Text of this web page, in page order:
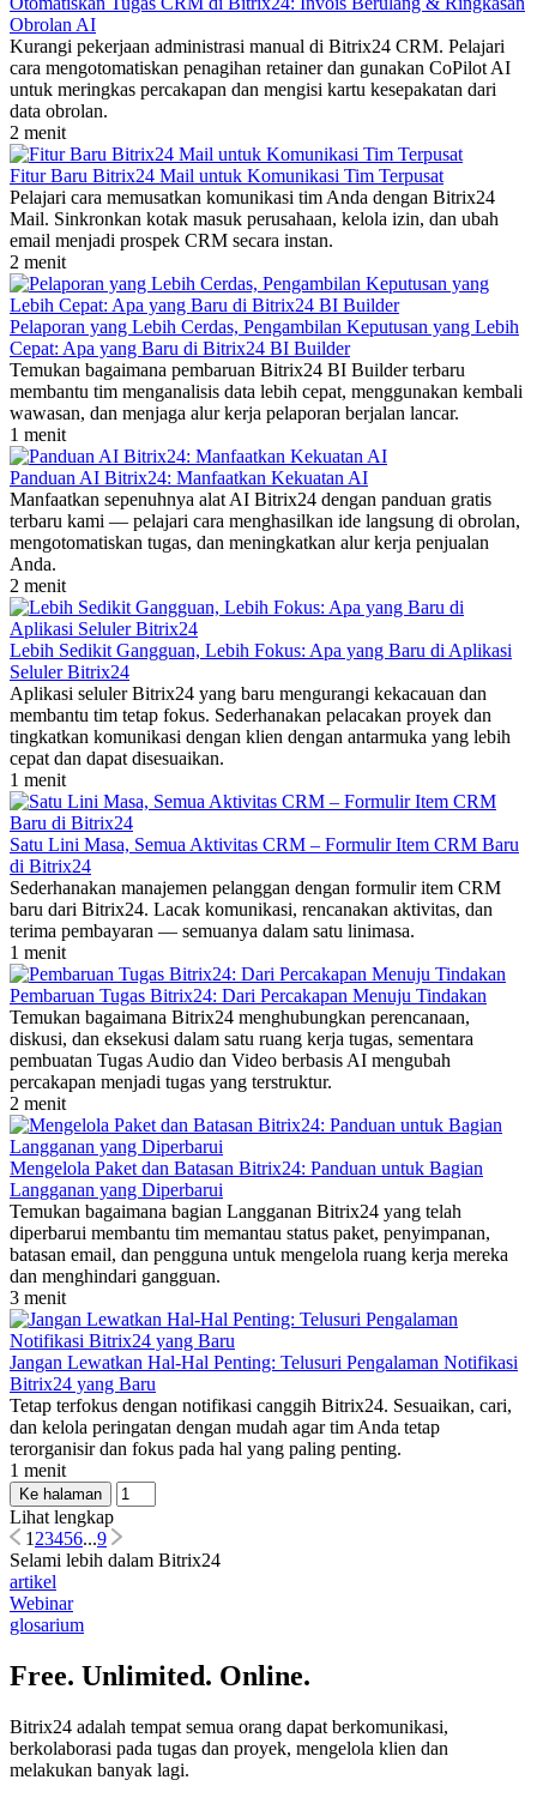
Obrolan AI
Kurangi pekerjaan administrasi manual di Bitrix24 CRM. Pelajari
cara mengotomatiskan penagihan retainer dan gunakan CoPilot AI
untuk meringkas percakapan dan mengisi kartu kesepakatan dari
data obrolan.
2 menit
Fitur Baru Bitrix24 Mail untuk Komunikasi Tim Terpusat
Pelajari cara memusatkan komunikasi tim Anda dengan Bitrix24
Mail. Sinkronkan kotak masuk perusahaan, kelola izin, dan ubah
email menjadi prospek CRM secara instan.
2 menit
Pelaporan yang Lebih Cerdas, Pengambilan Keputusan yang Lebih
Cepat: Apa yang Baru di Bitrix24 BI Builder
Temukan bagaimana pembaruan Bitrix24 BI Builder terbaru
membantu tim menganalisis data lebih cepat, menggunakan kembali
wawasan, dan menjaga alur kerja pelaporan berjalan lancar.
1 menit
Panduan AI Bitrix24: Manfaatkan Kekuatan AI
Manfaatkan sepenuhnya alat AI Bitrix24 dengan panduan gratis
terbaru kami — pelajari cara menghasilkan ide langsung di obrolan,
mengotomatiskan tugas, dan meningkatkan alur kerja penjualan
Anda.
2 menit
Lebih Sedikit Gangguan, Lebih Fokus: Apa yang Baru di Aplikasi
Seluler Bitrix24
Aplikasi seluler Bitrix24 yang baru mengurangi kekacauan dan
membantu tim tetap fokus. Sederhanakan pelacakan proyek dan
tingkatkan komunikasi dengan klien dengan antarmuka yang lebih
cepat dan dapat disesuaikan.
1 menit
Satu Lini Masa, Semua Aktivitas CRM – Formulir Item CRM Baru
di Bitrix24
Sederhanakan manajemen pelanggan dengan formulir item CRM
baru dari Bitrix24. Lacak komunikasi, rencanakan aktivitas, dan
terima pembayaran — semuanya dalam satu linimasa.
1 menit
Pembaruan Tugas Bitrix24: Dari Percakapan Menuju Tindakan
Temukan bagaimana Bitrix24 menghubungkan perencanaan,
diskusi, dan eksekusi dalam satu ruang kerja tugas, sementara
pembuatan Tugas Audio dan Video berbasis AI mengubah
percakapan menjadi tugas yang terstruktur.
2 menit
Mengelola Paket dan Batasan Bitrix24: Panduan untuk Bagian
Langganan yang Diperbarui
Temukan bagaimana bagian Langganan Bitrix24 yang telah
diperbarui membantu tim memantau status paket, penyimpanan,
batasan email, dan pengguna untuk mengelola ruang kerja mereka
dan menghindari gangguan.
3 menit
Jangan Lewatkan Hal-Hal Penting: Telusuri Pengalaman Notifikasi
Bitrix24 yang Baru
Tetap terfokus dengan notifikasi canggih Bitrix24. Sesuaikan, cari,
dan kelola peringatan dengan mudah agar tim Anda tetap
terorganisir dan fokus pada hal yang paling penting.
1 menit
Ke halaman
Lihat lengkap
1 23456...9
Selami lebih dalam Bitrix24
artikel
Webinar
glosarium
Free. Unlimited. Online.
Bitrix24 adalah tempat semua orang dapat berkomunikasi,
berkolaborasi pada tugas dan proyek, mengelola klien dan
melakukan banyak lagi.